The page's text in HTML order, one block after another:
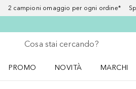
2 campioni omaggio per ogni ordine*
Torna indietro
Esegui ricerca
PROMO
NOVITÀ
MARCHI